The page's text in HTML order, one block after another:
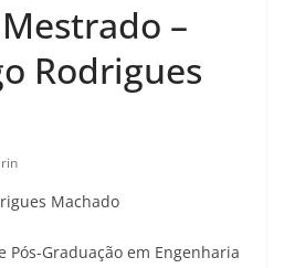
–
Rodrigues
Machado
Pós-Graduação em Engenharia